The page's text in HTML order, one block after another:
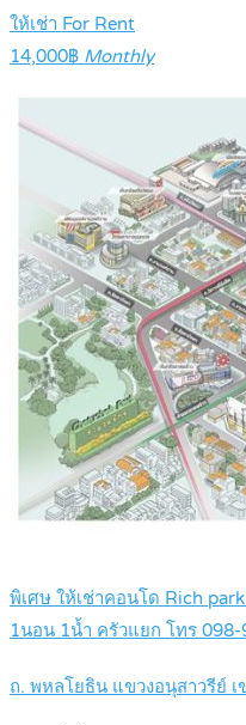
ให้เช่า For Rent
14,000฿ Monthly
พิเศษ ให้เช่าคอนโด Rich
1นอน 1น้ำ ครัวแยก โทร
ถ. พหลโยธิน แขวงอนุสาวรีย์